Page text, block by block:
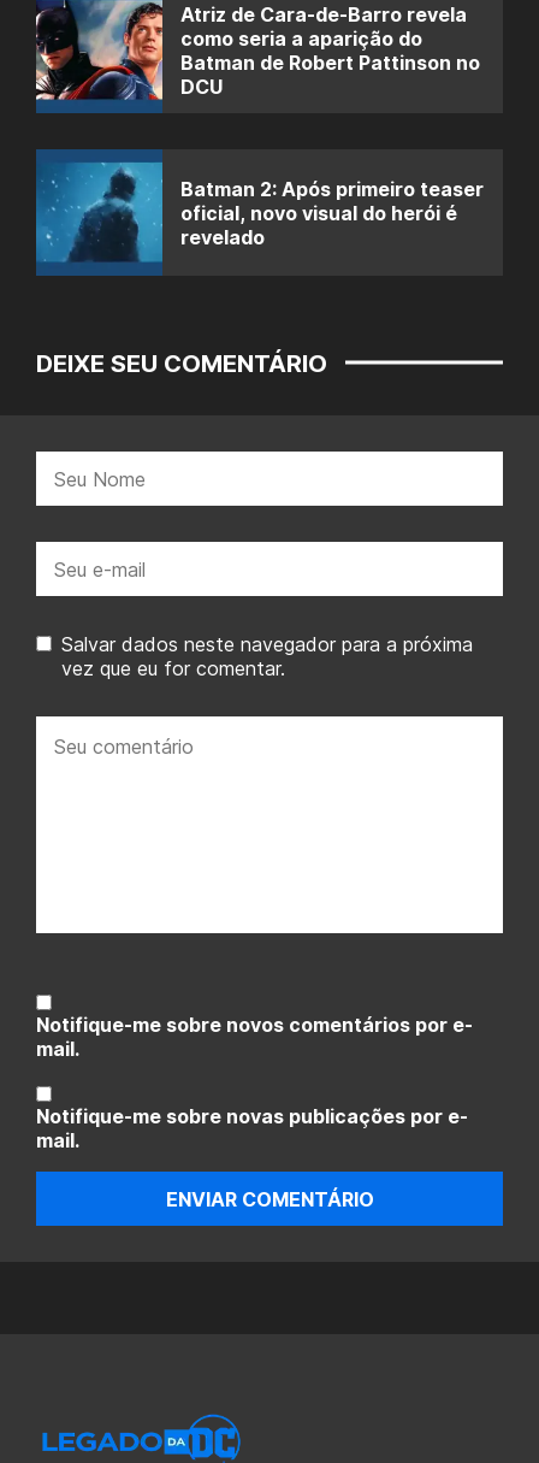
Atriz de Cara-de-Barro revela
como seria a aparição do
Batman de Robert Pattinson no
DCU
Batman 2: Após primeiro teaser
oficial, novo visual do herói é
revelado
DEIXE SEU COMENTÁRIO
mail:
Salvar dados neste navegador para a próxima
vez que eu for comentar.
comentário:
Notifique-me sobre novos comentários por e-
mail.
Notifique-me sobre novas publicações por e-
mail.
ENVIAR COMENTÁRIO